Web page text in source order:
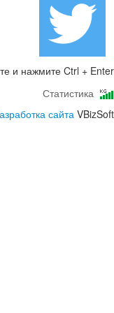
и нажмите Ctrl + Enter
Статистика
сайтаVBizSoft